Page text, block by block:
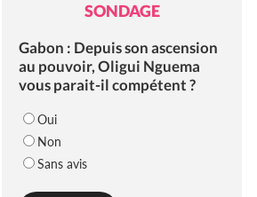
SONDAGE
Gabon : Depuis son ascension
au pouvoir, Oligui Nguema
vous parait-il compétent ?
Oui
Non
Sans avis